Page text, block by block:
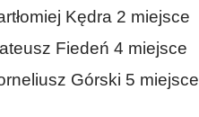
Kędra 2 miejsce
Fiedeń 4 miejsce
Górski 5 miejsce